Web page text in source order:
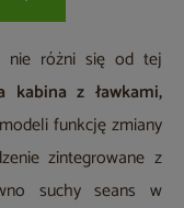
nie różni się od tej
kabina z ławkami,
funkcję zmiany
zintegrowane z
suchy seans w